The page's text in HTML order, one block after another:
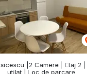
|2 Camere | Etaj 2 |
utilat | Loc de parcare